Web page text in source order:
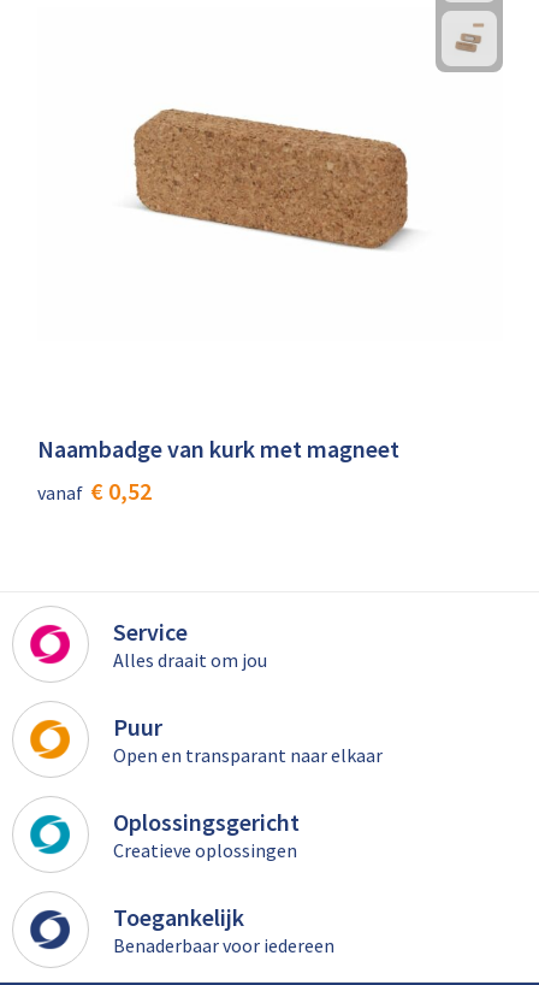
Naambadge van kurk met magneet
vanaf € 0,52
Service
Alles draait om jou
Puur
Open en transparant naar elkaar
Oplossingsgericht
Creatieve oplossingen
Toegankelijk
Benaderbaar voor iedereen